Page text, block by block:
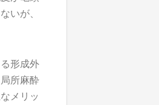
いが、
形成外
所麻酔
メリッ